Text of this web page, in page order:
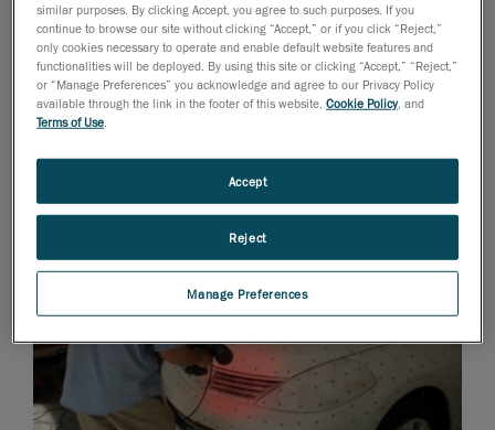
similar purposes. By clicking Accept, you agree to such purposes. If you
continue to browse our site without clicking “Accept,” or if you click “Reject,”
only cookies necessary to operate and enable default website features and
functionalities will be deployed. By using this site or clicking “Accept,” “Reject,”
or “Manage Preferences” you acknowledge and agree to our Privacy Policy
available through the link in the footer of this website,Cookie Policy, and
Terms of Use
Manage Preferences
Reject
Accept